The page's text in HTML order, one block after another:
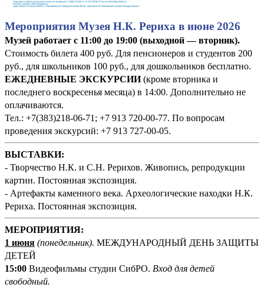
Мероприятия Музея Н.К. Рериха в июне 2026
Музей работает с 11:00 до 19:00 (выходной — вторник).
Стоимость билета 400 руб. Для пенсионеров и студентов 200
руб., для школьников 100 руб., для дошкольников бесплатно.
ЕЖЕДНЕВНЫЕ ЭКСКУРСИИ(кроме вторника и
последнего воскресенья месяца) в 14:00. Дополнительно не
оплачиваются.
Тел.: +7(383)218-06-71; +7 913 720-00-77. По вопросам
проведения экскурсий: +7 913 727-00-05.
ВЫСТАВКИ:
- Творчество Н.К. и С.Н. Рерихов. Живопись, репродукции
картин. Постоянная экспозиция.
- Артефакты каменного века. Археологические находки Н.К.
Рериха. Постоянная экспозиция.
МЕРОПРИЯТИЯ:
1 июня (понедельник). МЕЖДУНАРОДНЫЙ ДЕНЬ ЗАЩИТЫ
ДЕТЕЙ
15:00 Видеофильмы студии СибРО. Вход для детей
свободный.